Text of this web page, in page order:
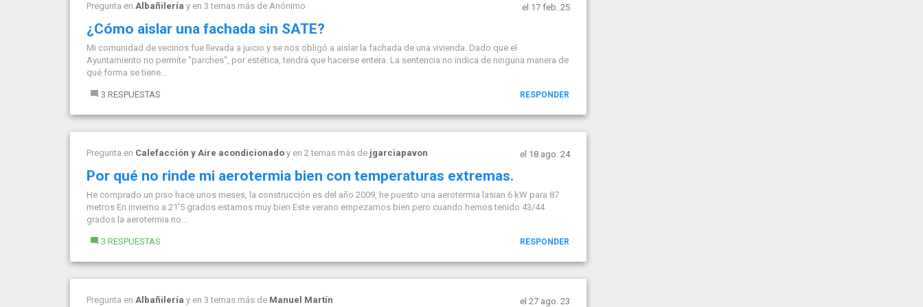
Pregunta en Albañilería y en 3 temas más de Anónimo el 17 feb. 25
¿Cómo aislar una fachada sin SATE?
Mi comunidad de vecinos fue llevada a juicio y se nos obligó a aislar la fachada de una vivienda. Dado que el
Ayuntamiento no permite "parches", por estética, tendrá que hacerse entera. La sentencia no indica de ninguna manera de
qué forma se tiene...
3 RESPUESTAS RESPONDER
Pregunta en Calefacción y Aire acondicionado y en 2 temas más de jgarciapavon el 18 ago. 24
Por qué no rinde mi aerotermia bien con temperaturas extremas.
He comprado un piso hace unos meses, la construcción es del año 2009, he puesto una aerotermia lasian 6 kW para 87
metros En invierno a 21'5 grados estamos muy bien Este verano empezamos bien pero cuando hemos tenido 43/44
grados la aerotermia no...
3 RESPUESTAS RESPONDER
Pregunta en Albañilería y en 3 temas más de Manuel Martín el 27 ago. 23